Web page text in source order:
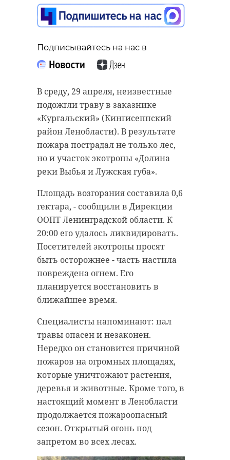
Подписывайтесь на нас в
В среду, 29 апреля, неизвестные
подожгли траву в заказнике
«Кургальский» (Кингисеппский
район Ленобласти). В результате
пожара пострадал не только лес,
но и участок экотропы «Долина
реки Выбья и Лужская губа».
Площадь возгорания составила 0,6
гектара, - сообщили в Дирекции
ООПТ Ленинградской области. К
20:00 его удалось ликвидировать.
Посетителей экотропы просят
быть осторожнее - часть настила
повреждена огнем. Его
планируется восстановить в
ближайшее время.
Специалисты напоминают: пал
травы опасен и незаконен.
Нередко он становится причиной
пожаров на огромных площадях,
которые уничтожают растения,
деревья и животные. Кроме того, в
настоящий момент в Ленобласти
продолжается пожароопасный
сезон. Открытый огонь под
запретом во всех лесах.
Подписывайтесь на нас в
В четверг, 30 апреля, в
Ленинградской области ожидается
преимущественно облачная
погода. Местами могут пройти
небольшие дожди.
Температурный фон немного
подрастет, но значений
достигнет.
В Ленобласти термометры
покажут от +6 до +11 градусов. В
Санкт-Петербурге синоптики
обещают от +7 до +9 градусов.
Ветер западный 4-9 м/с.
Атмосферное давление составит
764 мм рт. ст., что выше нормы.
На погоду в регионе повлияет
приближающийся с запада
теплый атмосферный фронт. Об
этом сообщил ведущий
специалист центра Фобос Михаил
Леус.
В пятницу, 1 мая, в Ленинградской
области обойдется без осадков.
Температура воздуха ночью
составит от +3 до +5 градусов. Днем
Подписывайтесь на нас в
Ленинградская область вновь
принимает участие во
всероссийском конкурсе
«Российское дерево года». 47
регион представляет «Танечкина
сосна» - сосна обыкновенная,
Сясьстрой Волховского района.
Возраст дерева, по разным
оценкам, составляет до 300 лет.
«Танечкина сосна» растет
практически на голом песке на
берегу реки Сясь, а ее наружные
корни визуально расходятся на 16
погонных метров.
Дерево является главной
достопримечательностью
песчаного пляжа города.
Проголосовать за «Танечкину
сосну» можно на сайте
www.rosdrevo.ru. Ее номер - 50-й
из 78, - рассказали в Дирекции
ООПТ Ленобласти.
Голосование начнется 1 мая и
завершится 1 августа.